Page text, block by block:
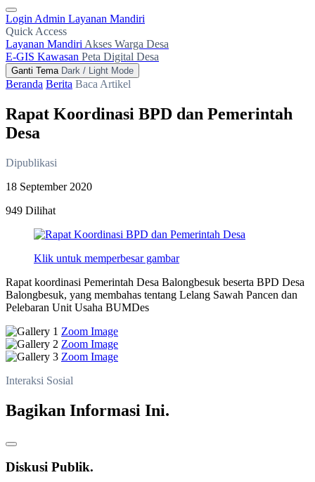
Login Admin Layanan Mandiri
Quick Access
Layanan Mandiri Akses Warga Desa
E-GIS Kawasan Peta Digital Desa
Ganti Tema Dark / Light Mode
Beranda Berita Baca Artikel
Rapat Koordinasi BPD dan Pemerintah
Desa
Dipublikasi
18 September 2020
949 Dilihat
Klik untuk memperbesar gambar
Rapat koordinasi Pemerintah Desa Balongbesuk beserta BPD Desa
Balongbesuk, yang membahas tentang Lelang Sawah Pancen dan
Pelebaran Unit Usaha BUMDes
Zoom Image
Zoom Image
Zoom Image
Interaksi Sosial
Bagikan Informasi Ini.
Diskusi Publik.